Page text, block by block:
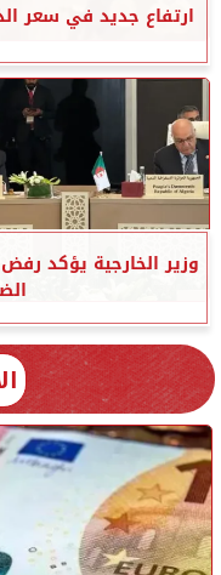
ارتفاع جديد في سعر الذهب عيار 21
وزير الخارجية يؤكد